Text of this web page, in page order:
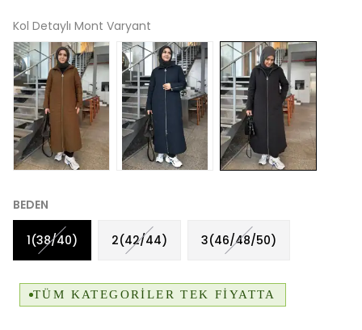
Kol Detaylı Mont Varyant
BEDEN
1(38/40) 2(42/44) 3(46/48/50)